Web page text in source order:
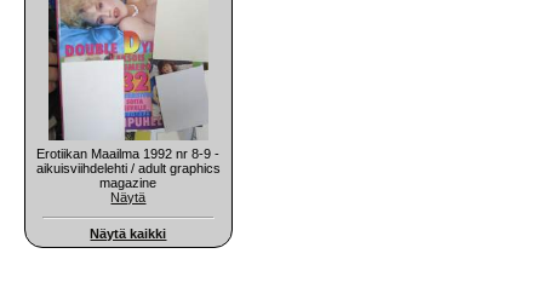
Erotiikan Maailma 1992 nr 8-9 -
aikuisviihdelehti / adult graphics
magazine
Näytä
Näytä kaikki